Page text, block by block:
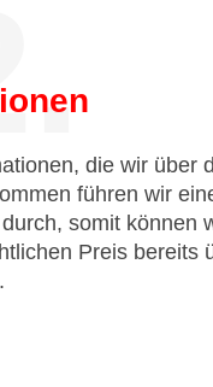
die wir über
führen wir
somit können
Preis bereits